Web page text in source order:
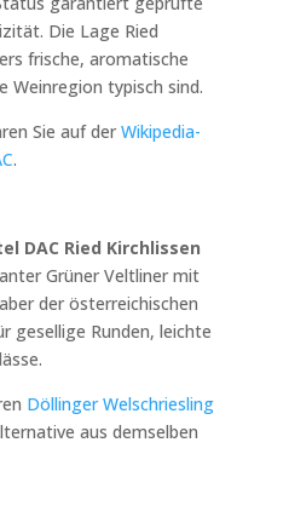
Die Lage Ried
frische, aromatische
Weinregion typisch sind.
Sie auf der Wikipedia-
.
DAC Ried Kirchlissen
Grüner Veltliner mit
der österreichischen
gesellige Runden, leichte
Döllinger Welschriesling
aus demselben